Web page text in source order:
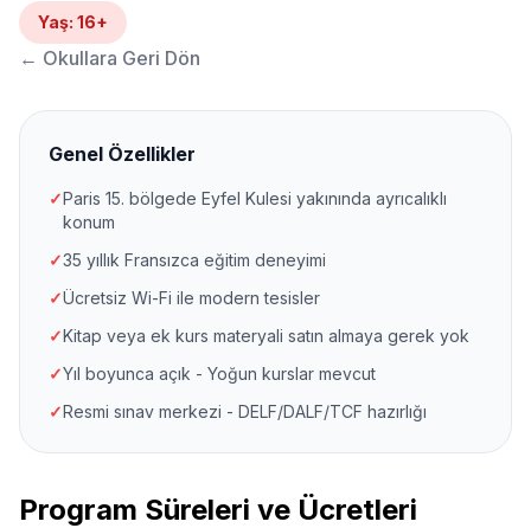
Yaş: 16+
← Okullara Geri Dön
Genel Özellikler
✓Paris 15. bölgede Eyfel Kulesi yakınında ayrıcalıklı
konum
✓35 yıllık Fransızca eğitim deneyimi
✓Ücretsiz Wi-Fi ile modern tesisler
✓Kitap veya ek kurs materyali satın almaya gerek yok
✓Yıl boyunca açık - Yoğun kurslar mevcut
✓Resmi sınav merkezi - DELF/DALF/TCF hazırlığı
Program Süreleri ve Ücretleri